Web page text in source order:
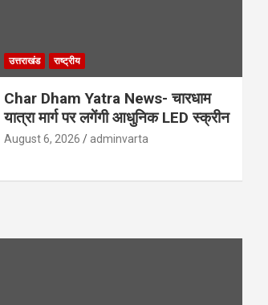
उत्तराखंड राष्ट्रीय
Char Dham Yatra News- चारधाम
यात्रा मार्ग पर लगेंगी आधुनिक LED स्क्रीन
August 6, 2026 adminvarta